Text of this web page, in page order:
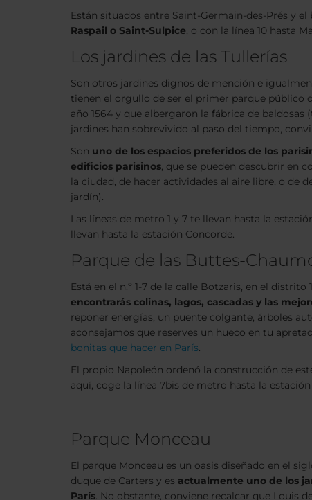
Están situados entre Saint-Germain-des-Prés y el
Raspail o Saint-Sulpice, o con la línea 10 hasta
Los jardines de las Tullerías
Son otros jardines dignos de mención e
tienen el orgullo de ser el primer parque público
año 1564 y que albergaron la fábrica de
jardines han sobrevivido al paso del tiempo,
Son uno de los espacios preferidos de los
edificios parisinos, que se pueden descubrir en
la ciudad, de hacer actividades al aire libre, o de
jardín).
Las líneas de metro 1 y 7 te llevan hasta la
llevan hasta la estación Concorde.
Parque de las Buttes-
Está en el n.º 1-7 de la calle Botzaris, en el
encontrarás colinas, lagos, cascadas y las
reponer energías, un puente colgante, árboles
aconsejamos que reserves un hueco en tu
bonitas que hacer en París.
El propio Napoleón ordenó la construcción de
aquí, coge la línea 7bis de metro hasta la
Parque Monceau
El parque Monceau es un oasis diseñado en el
duque de Carters y es actualmente uno de los
París. No obstante, conviene recalcar que Louis